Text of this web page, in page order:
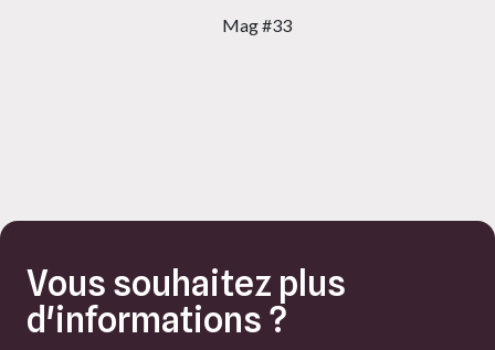
Mag #33
Vous souhaitez plus
d'informations ?